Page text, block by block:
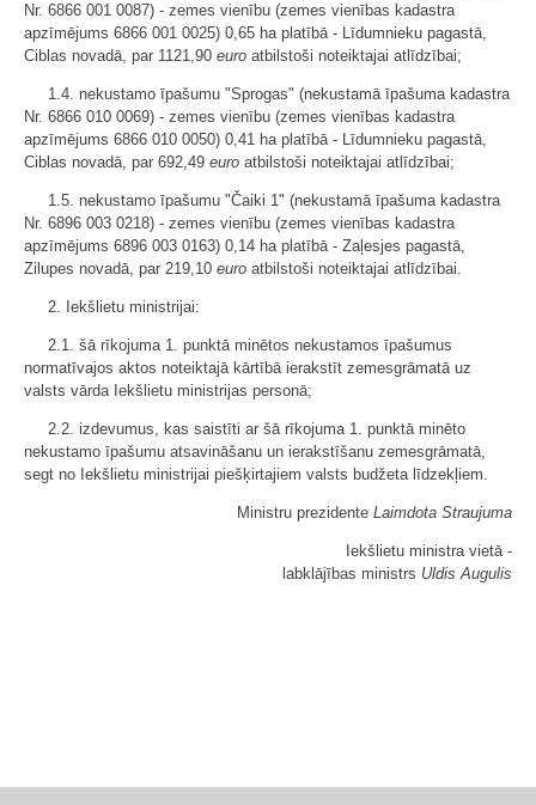
Nr. 6866 001 0087) - zemes vienību (zemes vienības kadastra
apzīmējums 6866 001 0025) 0,65 ha platībā - Līdumnieku pagastā,
Ciblas novadā, par 1121,90 euro atbilstoši noteiktajai atlīdzībai;
1.4. nekustamo īpašumu "Sprogas" (nekustamā īpašuma kadastra
Nr. 6866 010 0069) - zemes vienību (zemes vienības kadastra
apzīmējums 6866 010 0050) 0,41 ha platībā - Līdumnieku pagastā,
Ciblas novadā, par 692,49 euro atbilstoši noteiktajai atlīdzībai;
1.5. nekustamo īpašumu "Čaiki 1" (nekustamā īpašuma kadastra
Nr. 6896 003 0218) - zemes vienību (zemes vienības kadastra
apzīmējums 6896 003 0163) 0,14 ha platībā - Zaļesjes pagastā,
Zilupes novadā, par 219,10 euro atbilstoši noteiktajai atlīdzībai.
2. Iekšlietu ministrijai:
2.1. šā rīkojuma 1. punktā minētos nekustamos īpašumus
normatīvajos aktos noteiktajā kārtībā ierakstīt zemesgrāmatā uz
valsts vārda Iekšlietu ministrijas personā;
2.2. izdevumus, kas saistīti ar šā rīkojuma 1. punktā minēto
nekustamo īpašumu atsavināšanu un ierakstīšanu zemesgrāmatā,
segt no Iekšlietu ministrijai piešķirtajiem valsts budžeta līdzekļiem.
Ministru prezidente Laimdota Straujuma
Iekšlietu ministra vietā -
labklājības ministrs Uldis Augulis